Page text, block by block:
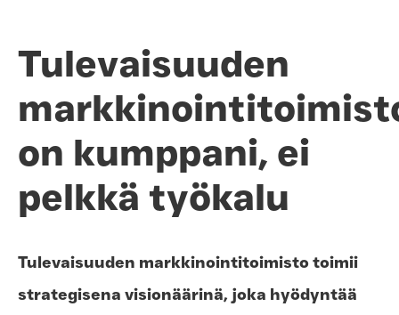
Tulevaisuuden
on kumppani, ei
pelkkä työkalu
Tulevaisuuden markkinointitoimisto toimii
strategisena visionäärinä, joka hyödyntää